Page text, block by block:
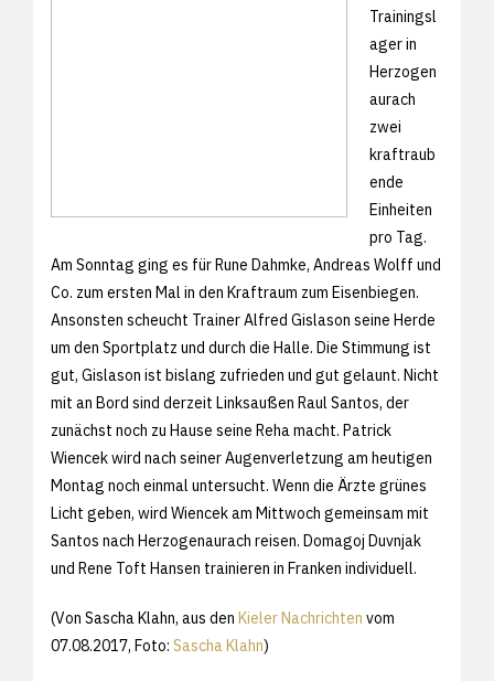
Trainingsl
ager in
Herzogen
aurach
zwei
kraftraub
ende
Einheiten
pro Tag.
Am Sonntag ging es für Rune Dahmke, Andreas Wolff und
Co. zum ersten Mal in den Kraftraum zum Eisenbiegen.
Ansonsten scheucht Trainer Alfred Gislason seine Herde
um den Sportplatz und durch die Halle. Die Stimmung ist
gut, Gislason ist bislang zufrieden und gut gelaunt. Nicht
mit an Bord sind derzeit Linksaußen Raul Santos, der
zunächst noch zu Hause seine Reha macht. Patrick
Wiencek wird nach seiner Augenverletzung am heutigen
Montag noch einmal untersucht. Wenn die Ärzte grünes
Licht geben, wird Wiencek am Mittwoch gemeinsam mit
Santos nach Herzogenaurach reisen. Domagoj Duvnjak
und Rene Toft Hansen trainieren in Franken individuell.
(Von Sascha Klahn, aus den Kieler Nachrichten vom
07.08.2017, Foto: Sascha Klahn)